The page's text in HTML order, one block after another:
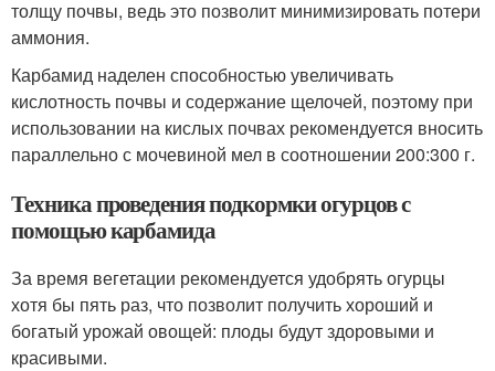
толщу почвы, ведь это позволит минимизировать потери
аммония.
Карбамид наделен способностью увеличивать
кислотность почвы и содержание щелочей, поэтому при
использовании на кислых почвах рекомендуется вносить
параллельно с мочевиной мел в соотношении 200:300 г.
Техника проведения подкормки огурцов с
помощью карбамида
За время вегетации рекомендуется удобрять огурцы
хотя бы пять раз, что позволит получить хороший и
богатый урожай овощей: плоды будут здоровыми и
красивыми.